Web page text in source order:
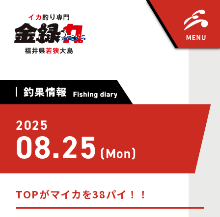
2025
08.25 (Mon)
TOPがマイカを38パイ！！